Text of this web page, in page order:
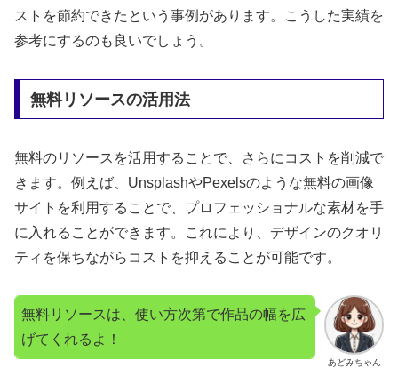
ストを節約できたという事例があります。こうした実績を
参考にするのも良いでしょう。
無料リソースの活用法
無料のリソースを活用することで、さらにコストを削減で
きます。例えば、UnsplashやPexelsのような無料の画像
サイトを利用することで、プロフェッショナルな素材を手
に入れることができます。これにより、デザインのクオリ
ティを保ちながらコストを抑えることが可能です。
あどみちゃん
無料リソースは、使い方次第で作品の幅を広
げてくれるよ！